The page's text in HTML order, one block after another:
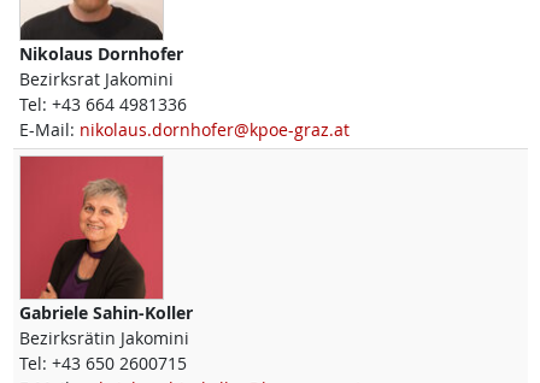
Nikolaus Dornhofer
Bezirksrat Jakomini
Tel: +43 664 4981336
E-Mail: nikolaus.dornhofer@kpoe-graz.at
Gabriele Sahin-Koller
Bezirksrätin Jakomini
Tel: +43 650 2600715